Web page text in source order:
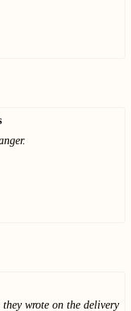
wrote on the delivery